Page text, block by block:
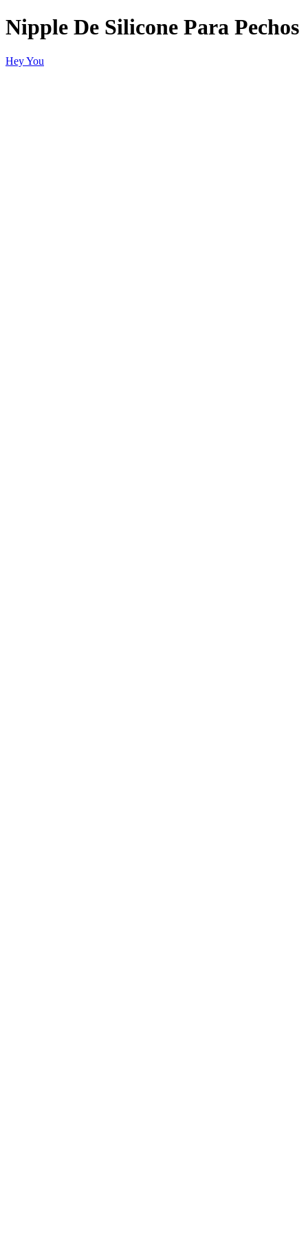
Nipple De Silicone Para Pechos
Hey You